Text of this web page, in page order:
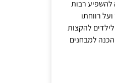
להשפיע רבות
רווחתו
להקצות
למבחנים